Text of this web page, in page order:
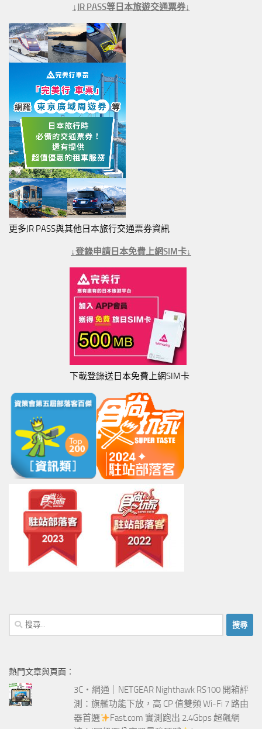
↓JR PASS等日本旅遊交通票券↓
更多JR PASS與其他日本旅行交通票券資訊
↓登錄申請日本免費上網SIM卡↓
下載登錄送日本免費上網SIM卡
搜
尋
字:
熱門文章與頁面︰
3C‧網通｜NETGEAR Nighthawk RS100 開箱評
測：旗艦功能下放，高 CP 值雙頻 Wi-Fi 7 路由
器首選
Fast.com 實測跑出 2.4Gbps 超飆網